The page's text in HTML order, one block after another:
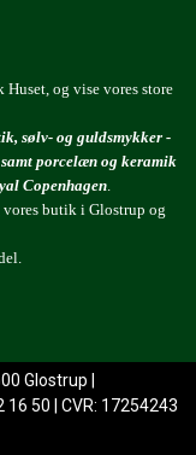
og vise vores store
sølv- og guldsmykker -
porcelæn og keramik
Copenhagen
vores butik i Glostrup og
Glostrup |
16 50 | CVR: 17254243